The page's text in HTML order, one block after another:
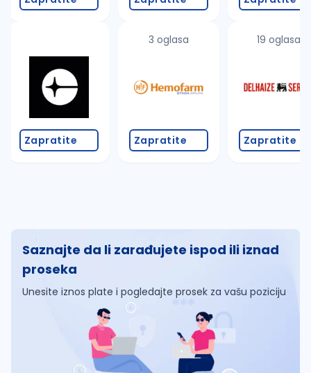
Zapratite
3 oglasa
Zapratite
19 oglasa
Zapratite
Saznajte da li zarađujete ispod ili iznad
proseka
Unesite iznos plate i pogledajte prosek za vašu poziciju